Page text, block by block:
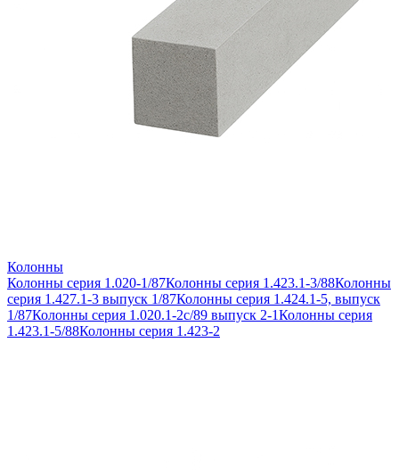
Колонны
Колонны серия 1.020-1/87Колонны серия 1.423.1-3/88Колонны
серия 1.427.1-3 выпуск 1/87Колонны серия 1.424.1-5, выпуск
1/87Колонны серия 1.020.1-2с/89 выпуск 2-1Колонны серия
1.423.1-5/88Колонны серия 1.423-2